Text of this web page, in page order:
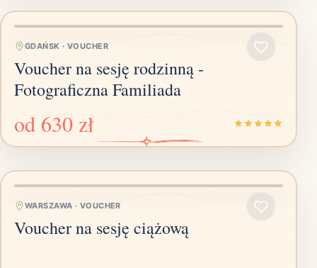
GDAŃSK · VOUCHER
Voucher na sesję rodzinną -
Fotograficzna Familiada
od 630 zł
WARSZAWA · VOUCHER
Voucher na sesję ciążową